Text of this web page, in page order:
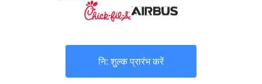
नि: शुल्क प्रारंभ करें